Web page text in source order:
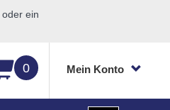
ein
0 Mein Konto